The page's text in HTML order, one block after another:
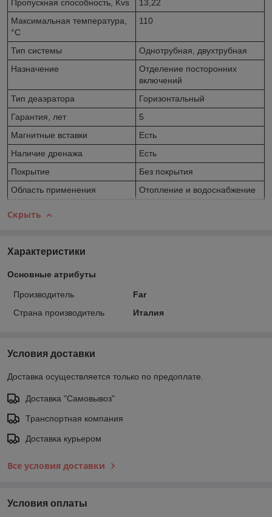
Пропускная способность, Kvs
13,22
Максимальная температура,
°С
110
Тип системы
Однотрубная, двухтрубная
Назначение
Отделение посторонних
включений
Тип деаэратора
Горизонтальный
Гарантия, лет
5
Магнитные вставки
Есть
Наличие дренажа
Есть
Покрытие
Без покрытия
Область применения
Отопление и водоснабжение
Скрыть
Характеристики
Основные атрибуты
Производитель
Far
Страна производитель
Италия
Условия доставки
Доставка осуществляется только по предоплате.
Доставка "Самовывоз"
Транспортная компания
Доставка курьером
Все условия доставки
Условия оплаты